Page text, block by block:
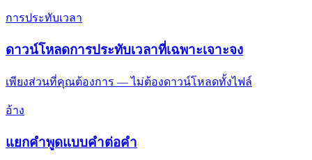
การประทับเวลา
ดาวน์โหลดการประทับเวลาที่เฉพาะเจาะจง
เพียงส่วนที่คุณต้องการ — ไม่ต้องดาวน์โหลดทั้งไฟล์
อ้าง
แยกคําพูดแบบคําต่อคํา